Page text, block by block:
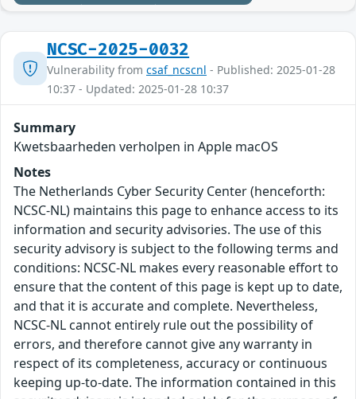
NCSC-2025-0032
Vulnerability from csaf_ncscnl - Published: 2025-01-28
10:37 - Updated: 2025-01-28 10:37
Summary
Kwetsbaarheden verholpen in Apple macOS
Notes
The Netherlands Cyber Security Center (henceforth:
NCSC-NL) maintains this page to enhance access to its
information and security advisories. The use of this
security advisory is subject to the following terms and
conditions: NCSC-NL makes every reasonable effort to
ensure that the content of this page is kept up to date,
and that it is accurate and complete. Nevertheless,
NCSC-NL cannot entirely rule out the possibility of
errors, and therefore cannot give any warranty in
respect of its completeness, accuracy or continuous
keeping up-to-date. The information contained in this